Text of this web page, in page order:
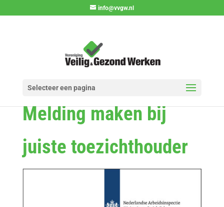
info@vvgw.nl
Selecteer een pagina
Melding maken bij
juiste toezichthouder